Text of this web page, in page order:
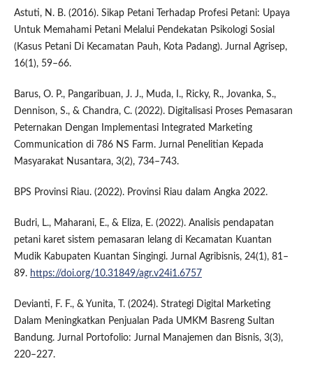
Astuti, N. B. (2016). Sikap Petani Terhadap Profesi Petani: Upaya
Untuk Memahami Petani Melalui Pendekatan Psikologi Sosial
(Kasus Petani Di Kecamatan Pauh, Kota Padang). Jurnal Agrisep,
16(1), 59–66.
Barus, O. P., Pangaribuan, J. J., Muda, I., Ricky, R., Jovanka, S.,
Dennison, S., & Chandra, C. (2022). Digitalisasi Proses Pemasaran
Peternakan Dengan Implementasi Integrated Marketing
Communication di 786 NS Farm. Jurnal Penelitian Kepada
Masyarakat Nusantara, 3(2), 734–743.
BPS Provinsi Riau. (2022). Provinsi Riau dalam Angka 2022.
Budri, L., Maharani, E., & Eliza, E. (2022). Analisis pendapatan
petani karet sistem pemasaran lelang di Kecamatan Kuantan
Mudik Kabupaten Kuantan Singingi. Jurnal Agribisnis, 24(1), 81–
89. https://doi.org/10.31849/agr.v24i1.6757
Devianti, F. F., & Yunita, T. (2024). Strategi Digital Marketing
Dalam Meningkatkan Penjualan Pada UMKM Basreng Sultan
Bandung. Jurnal Portofolio: Jurnal Manajemen dan Bisnis, 3(3),
220–227.